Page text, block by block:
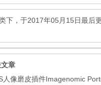
下，于2017年05月15日最后
章
像磨皮插件Imagenomic Portraiture